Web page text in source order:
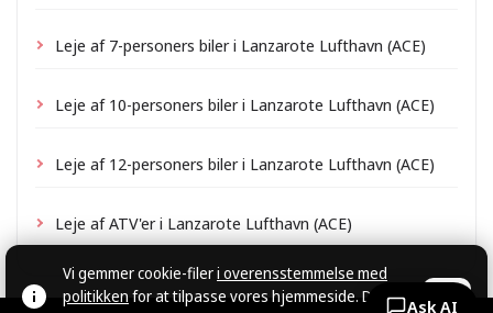
Leje af 7-personers biler i Lanzarote Lufthavn (ACE)
Leje af 10-personers biler i Lanzarote Lufthavn (ACE)
Leje af 12-personers biler i Lanzarote Lufthavn (ACE)
Leje af ATV'er i Lanzarote Lufthavn (ACE)
Vi gemmer cookie-fileri overensstemmelse med
politikken for at tilpasse vores hjemmeside. Du
Ask AI